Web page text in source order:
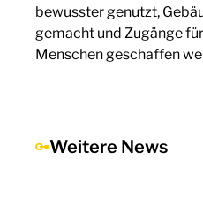
bewusster genutzt,
gemacht und Zugänge
Menschen geschaffen
Weitere News